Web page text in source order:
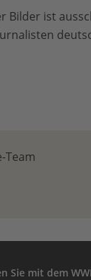
Bilder ist
Team
Sie mit dem